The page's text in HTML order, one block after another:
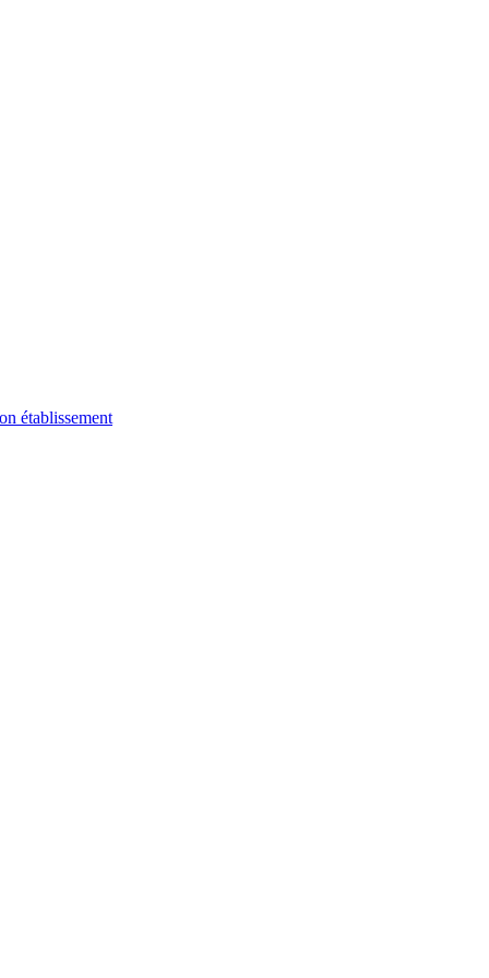
établissement